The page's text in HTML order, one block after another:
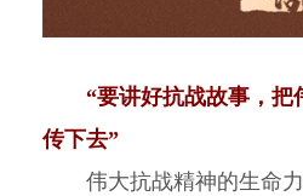
“要讲好抗战故事，把
传下去”
伟大抗战精神的生命力